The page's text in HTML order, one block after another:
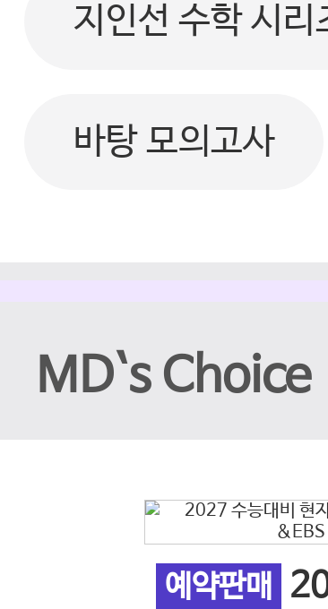
지인선 수학 시리
바탕 모의고사
MD`s Choice
예약판매